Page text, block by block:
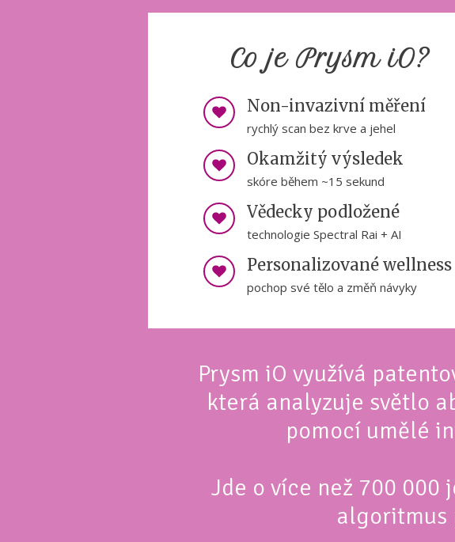
Co je Prysm iO?
Non-invazivní měření
rychlý scan bez krve a jehel
Okamžitý výsledek
skóre během ~15 sekund
Vědecky podložené
technologie Spectral Rai + AI
Personalizované wellness
pochop své tělo a změň návyky
Prysm iO využívá
která analyzuje světlo
pomocí umělé
Jde o více než 700
algoritmus